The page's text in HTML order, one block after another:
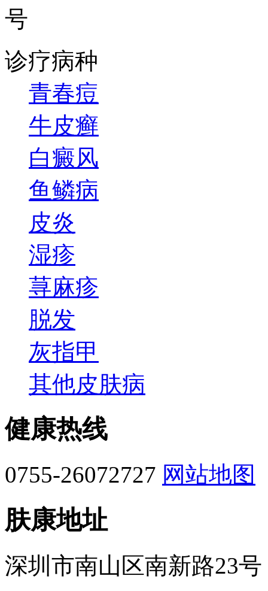
号
诊疗病种
青春痘
牛皮癣
白癜风
鱼鳞病
皮炎
湿疹
荨麻疹
脱发
灰指甲
其他皮肤病
健康热线
0755-26072727 网站地图
肤康地址
深圳市南山区南新路23